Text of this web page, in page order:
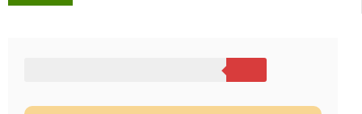
상품, 금주의 브랜드, 일부 이벤트 상품은 계속 추가 할인이 가능
하기 때문에 장바구니에 구매할 상품을 넣어두고 할인 코드 2가
지를 입력해 어떤 할인코드가 최대 할인이 되는지 비교할 필요가